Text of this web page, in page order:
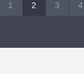
1 2 3 4